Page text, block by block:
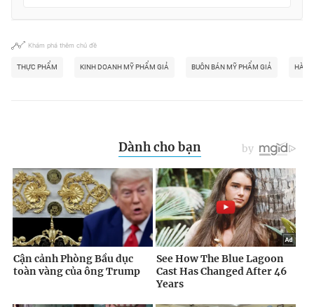
Khám phá thêm chủ đề
THỰC PHẨM KINH DOANH MỸ PHẨM GIẢ BUÔN BÁN MỸ PHẨM GIẢ